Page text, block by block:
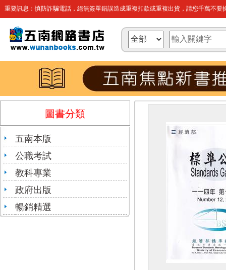
重要訊息：慎防詐騙電話，絕無簽單錯誤造成重複扣款或重複出貨，請您千萬不要
圖書分類
五南本版
公職考試
教科專業
政府出版
暢銷精選